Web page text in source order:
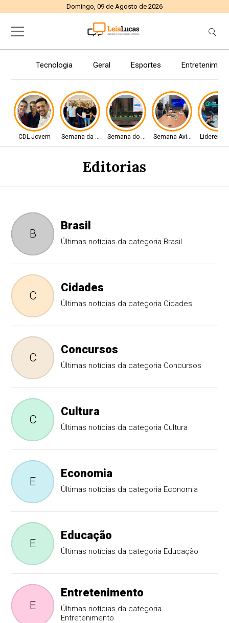
Domingo, 09 de Agosto de 2026
Tecnologia Geral Esportes
CDL Jovem Semana da AviaçãoSemana do AviadorSemana Aviador
Editorias
B
Brasil
Últimas notícias da categoria Brasil
C
Cidades
Últimas notícias da categoria Cidades
C
Concursos
Últimas notícias da categoria Concursos
C
Cultura
Últimas notícias da categoria Cultura
E
Economia
Últimas notícias da categoria Economia
E
Educação
Últimas notícias da categoria Educação
E
Entretenimento
Últimas notícias da categoria
Entretenimento